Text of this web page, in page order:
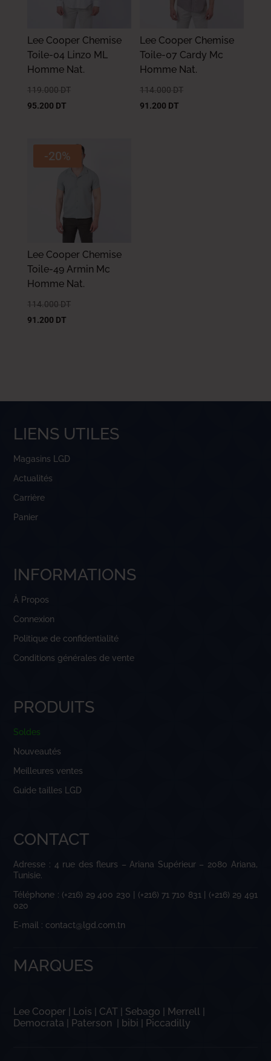
Lee Cooper Chemise
Toile-04 Linzo ML
Homme Nat.
119.000 DT
95.200 DT
Lee Cooper Chemise
Toile-07 Cardy Mc
Homme Nat.
114.000 DT
91.200 DT
-20%
Lee Cooper Chemise
Toile-49 Armin Mc
Homme Nat.
114.000 DT
91.200 DT
LIENS UTILES
Magasins LGD
Actualités
Carrière
Panier
INFORMATIONS
À Propos
Connexion
Politique de confidentialité
Conditions générales de vente
PRODUITS
Soldes
Nouveautés
Meilleures ventes
Guide tailles LGD
CONTACT
Adresse : 4 rue des fleurs – Ariana Supérieur – 2080 Ariana,
Tunisie.
Téléphone : (+216) 29 400 230 | (+216) 71 710 831 | (+216) 29 491
020
E-mail : contact@lgd.com.tn
MARQUES
Lee Cooper Lois CAT Sebago Merrell
Democrata
Paterson bibi Piccadilly